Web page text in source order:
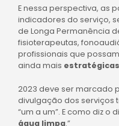
E nessa perspectiva, as
indicadores do serviço,
de Longa Permanência
fisioterapeutas,
profissionais que
ainda mais estratégicas
2023 deve ser marcado
divulgação dos serviços
“um a um”. E como diz o
água limpa.”